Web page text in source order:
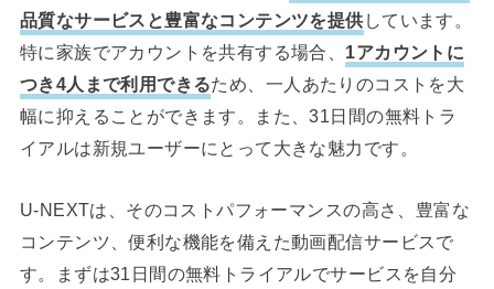
品質なサービスと豊富なコンテンツを提供 しています。
特に家族でアカウントを共有する場合、 1アカウントに
つき4人まで利用できるため、一人あたりのコストを大
幅に抑えることができます。また、31日間の無料トラ
イアルは新規ユーザーにとって大きな魅力です。
U-NEXTは、そのコストパフォーマンスの高さ、豊富な
コンテンツ、便利な機能を備えた動画配信サービスで
す。まずは31日間の無料トライアルでサービスを自分